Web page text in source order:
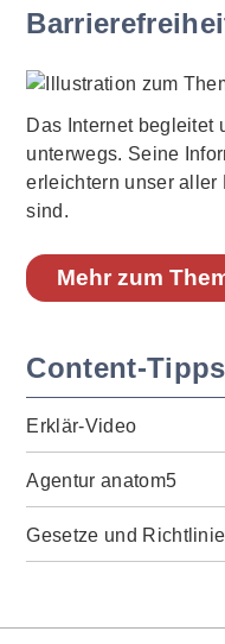
Das Internet begleitet
unterwegs. Seine
erleichtern unser aller
sind.
Mehr zum
Content-Tipps
Erklär-Video
Agentur anatom5
Gesetze und